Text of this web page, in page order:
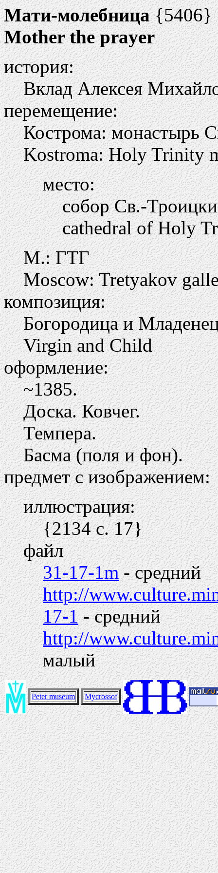
Мати-молебница{5406}
Mother the prayer
история:
Вклад Алексея
перемещение:
Кострома: монастырь
Kostroma: Holy Trinity
место:
собор Св.-
cathedral of Holy
М.: ГТГ
Moscow: Tretyakov
композиция:
Богородица и
Virgin and Child
оформление:
~1385.
Доска. Ковчег.
Темпера.
Басма (поля и фон).
предмет с изображением:
иллюстрация:
{2134 c. 17}
файл
31-17-1m- средний
http://
17-1- средний
http://
малый
Peter museum Mycrossof